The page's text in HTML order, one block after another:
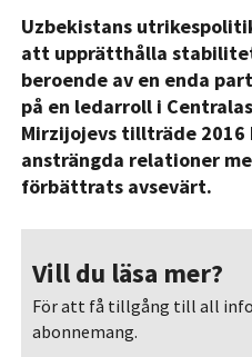
Uzbekistans
att upprätthålla
beroende av en enda
på en ledarroll i
Mirzijojevs tillträde
ansträngda relationer
förbättrats avsevärt.
Vill du läsa mer?
För att få tillgång till all
abonnemang.